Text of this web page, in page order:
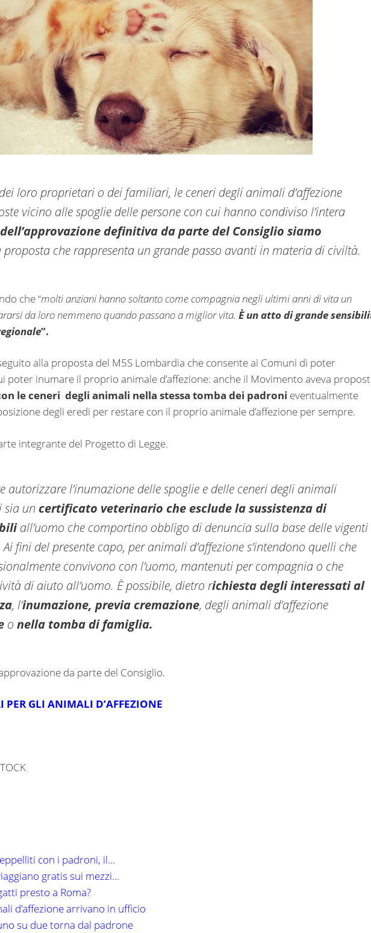
loro proprietari o dei familiari, le ceneri degli animali d’affezione
vicino alle spoglie delle persone con cui hanno condiviso l’intera
definitiva da parte del Consiglio siamo
che rappresenta un grande passo avanti in materia di civiltà.
che “molti anziani hanno soltanto come compagnia negli ultimi anni di vita un
da loro nemmeno quando passano a miglior vita. È un atto di grande
”.
alla proposta del M5S Lombardia che consente ai Comuni di poter
poter inumare il proprio animale d’affezione: anche il Movimento aveva
le ceneri degli animali nella stessa tomba dei padroni eventualmente
degli eredi per restare con il proprio animale d’affezione per sempre.
integrante del Progetto di Legge.
autorizzare l’inumazione delle spoglie e delle ceneri degli animali
sia un certificato veterinario che esclude la sussistenza di
all’uomo che comportino obbligo di denuncia sulla base delle vigenti
fini del presente capo, per animali d’affezione s’intendono quelli che
convivono con l’uomo, mantenuti per compagnia o che
di aiuto all’uomo. È possibile, dietro richiesta degli interessati al
, l’inumazione, previa cremazione, degli animali d’affezione
o nella tomba di famiglia.
da parte del Consiglio.
PER GLI ANIMALI D’AFFEZIONE
con i padroni, il…
gratis sui mezzi…
presto a Roma?
d’affezione arrivano in ufficio
su due torna dal padrone